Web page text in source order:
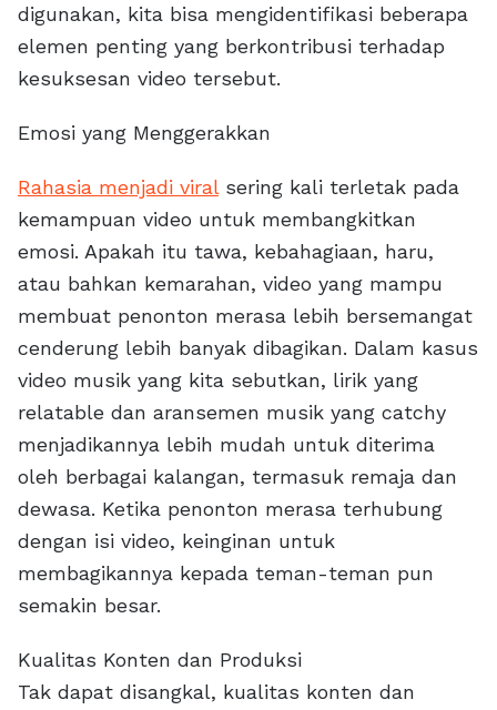
digunakan, kita bisa mengidentifikasi beberapa
elemen penting yang berkontribusi terhadap
kesuksesan video tersebut.
Emosi yang Menggerakkan
Rahasia menjadi viralsering kali terletak pada
kemampuan video untuk membangkitkan
emosi. Apakah itu tawa, kebahagiaan, haru,
atau bahkan kemarahan, video yang mampu
membuat penonton merasa lebih bersemangat
cenderung lebih banyak dibagikan. Dalam kasus
video musik yang kita sebutkan, lirik yang
relatable dan aransemen musik yang catchy
menjadikannya lebih mudah untuk diterima
oleh berbagai kalangan, termasuk remaja dan
dewasa. Ketika penonton merasa terhubung
dengan isi video, keinginan untuk
membagikannya kepada teman-teman pun
semakin besar.
Kualitas Konten dan Produksi
Tak dapat disangkal, kualitas konten dan